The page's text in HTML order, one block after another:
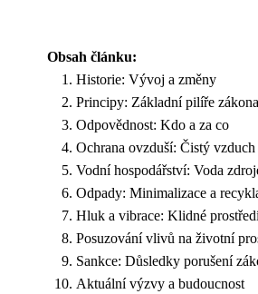
Obsah článku:
Historie: Vývoj a změny
Principy: Základní pilíře zákona
Odpovědnost: Kdo a za co
Ochrana ovzduší: Čistý
Vodní hospodářství: Voda
Odpady: Minimalizace a
Hluk a vibrace: Klidné
Posuzování vlivů na životní
Sankce: Důsledky porušení
Aktuální výzvy a budoucnost